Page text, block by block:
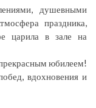
душевными
праздника,
царила в зале на
юбилеем!
вдохновения и